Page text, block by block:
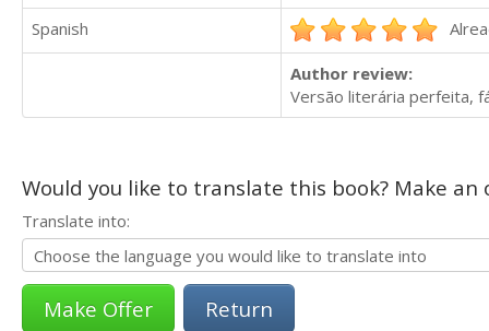
Spanish
Author review:
Versão literária perfeita,
Would you like to translate this book? Make
Translate into:
Return